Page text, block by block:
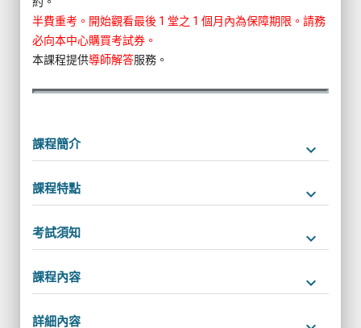
半費重考。開始觀看最後 1 堂之 1 個月內為保障期限。請務
必向本中心購買考試券。
本課程提供導師解答服務。
課程簡介 keyboard_arrow_down
課程特點 keyboard_arrow_down
考試須知 keyboard_arrow_down
課程內容 keyboard_arrow_down
詳細內容